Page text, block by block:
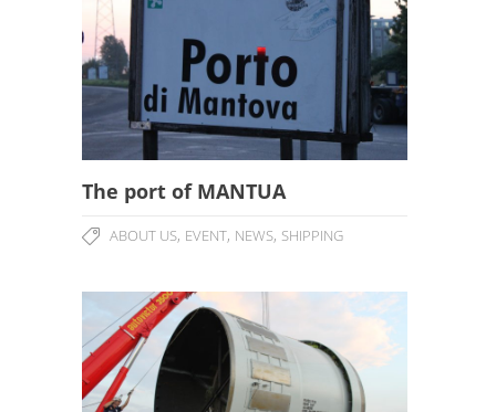
The port of MANTUA
ABOUT US, EVENT, NEWS, SHIPPING